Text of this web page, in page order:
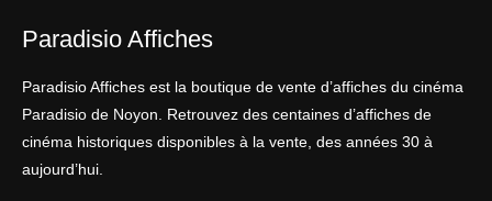
Paradisio Affiches
Paradisio Affiches est la boutique de vente d’affiches du cinéma
Paradisio de Noyon. Retrouvez des centaines d’affiches de
cinéma historiques disponibles à la vente, des années 30 à
aujourd’hui.